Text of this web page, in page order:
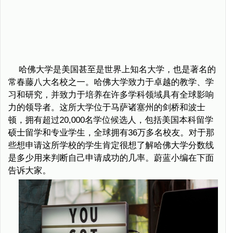
哈佛大学是美国甚至是世界上知名大学，也是著名的
常春藤八大名校之一。哈佛大学致力于卓越的教学、学
习和研究，并致力于培养在许多学科领域具有全球影响
力的领导者。这所大学位于马萨诸塞州的剑桥和波士
顿，拥有超过20,000名学位候选人，包括美国本科留学
硕士留学和专业学生，全球拥有36万多名校友。对于那
些想申请这所学校的学生肯定很想了解哈佛大学分数线
是多少用来判断自己申请成功的几率。蔚蓝小编在下面
告诉大家。